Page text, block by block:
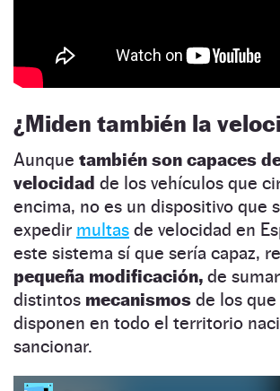
¿Miden también la
Aunque también son capaces
velocidad de los vehículos que
encima, no es un dispositivo que
expedir multas de velocidad en
este sistema sí que sería capaz,
pequeña modificación, de
distintos mecanismos de los que
disponen en todo el territorio
sancionar.